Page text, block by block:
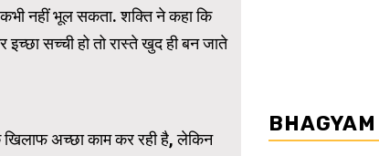
नहीं भूल सकता. शक्ति ने कहा कि
सच्ची हो तो रास्ते खुद ही बन जाते
अच्छा काम कर रही है, लेकिन
BHAGYAM